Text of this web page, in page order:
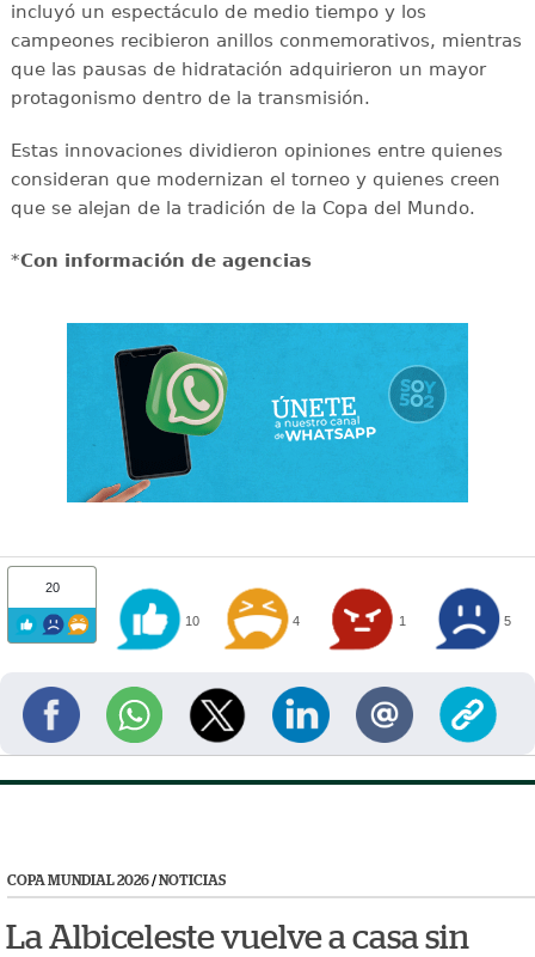
incluyó un espectáculo de medio tiempo y los
campeones recibieron anillos conmemorativos, mientras
que las pausas de hidratación adquirieron un mayor
protagonismo dentro de la transmisión.
Estas innovaciones dividieron opiniones entre quienes
consideran que modernizan el torneo y quienes creen
que se alejan de la tradición de la Copa del Mundo.
*Con información de agencias
20
10 4 1 5
COPA MUNDIAL 2026/NOTICIAS
La Albiceleste vuelve a casa sin